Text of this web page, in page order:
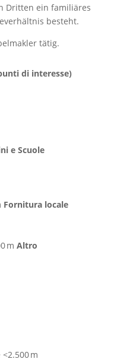
Dritten ein familiäres
besteht.
tätig.
di interesse)
e Scuole
Fornitura locale
m Altro
m